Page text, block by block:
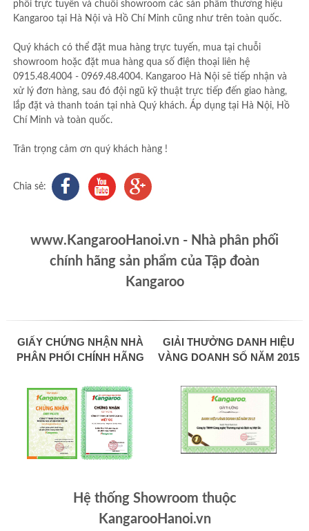
phối trực tuyến và chuỗi showroom các sản phẩm thương hiệu
Kangaroo tại Hà Nội và Hồ Chí Minh cũng như trên toàn quốc.
Quý khách có thể đặt mua hàng trực tuyến, mua tại chuỗi
showroom hoặc đặt mua hàng qua số điện thoại liên hệ
0915.48.4004 - 0969.48.4004. Kangaroo Hà Nội sẽ tiếp nhận và
xử lý đơn hàng, sau đó đội ngũ kỹ thuật trực tiếp đến giao hàng,
lắp đặt và thanh toán tại nhà Quý khách. Áp dụng tại Hà Nội, Hồ
Chí Minh và toàn quốc.
Trân trọng cảm ơn quý khách hàng !
Chia sẻ:
www.KangarooHanoi.vn - Nhà phân phối
chính hãng sản phẩm của Tập đoàn
Kangaroo
GIẤY CHỨNG NHẬN NHÀ
PHÂN PHỐI CHÍNH HÃNG
GIẢI THƯỞNG DANH HIỆU
VÀNG DOANH SỐ NĂM 2015
Hệ thống Showroom thuộc
KangarooHanoi.vn